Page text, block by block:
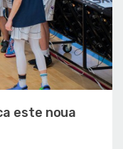
este noua